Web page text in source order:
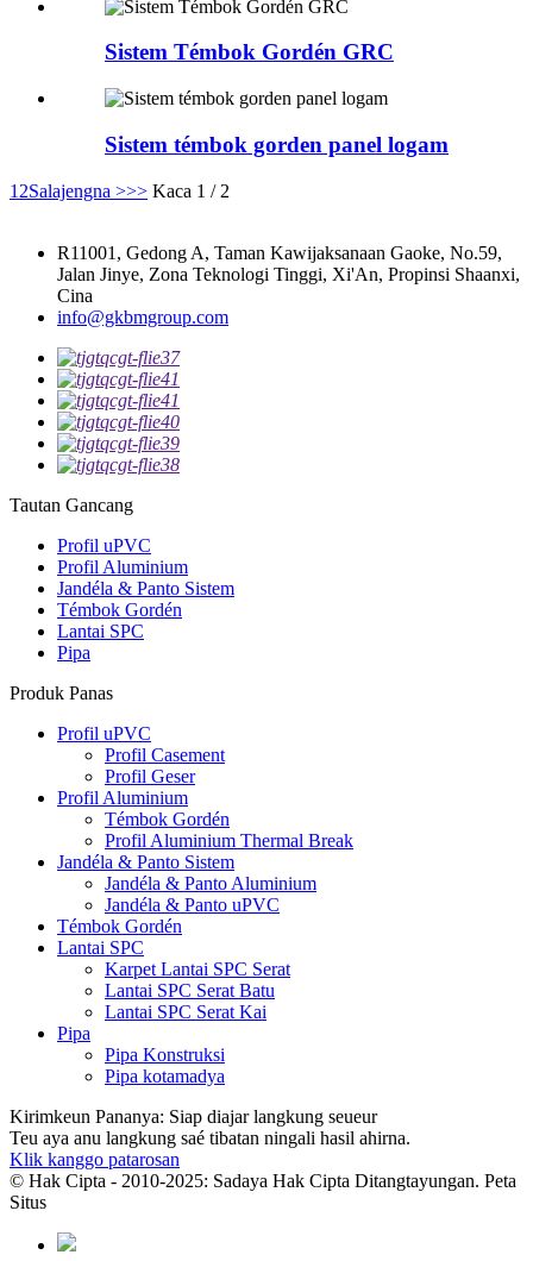
Sistem Témbok Gordén GRC
Sistem témbok gorden panel logam
1 2Salajengna >>> Kaca 1 / 2
R11001, Gedong A, Taman Kawijaksanaan Gaoke, No.59,
Jalan Jinye, Zona Teknologi Tinggi, Xi'An, Propinsi Shaanxi,
Cina
info@gkbmgroup.com
Tautan Gancang
Profil uPVC
Profil Aluminium
Jandéla & Panto Sistem
Témbok Gordén
Lantai SPC
Pipa
Produk Panas
Profil uPVC
Profil Casement
Profil Geser
Profil Aluminium
Témbok Gordén
Profil Aluminium Thermal Break
Jandéla & Panto Sistem
Jandéla & Panto Aluminium
Jandéla & Panto uPVC
Témbok Gordén
Lantai SPC
Karpet Lantai SPC Serat
Lantai SPC Serat Batu
Lantai SPC Serat Kai
Pipa
Pipa Konstruksi
Pipa kotamadya
Kirimkeun Pananya: Siap diajar langkung seueur
Teu aya anu langkung saé tibatan ningali hasil ahirna.
Klik kanggo patarosan
© Hak Cipta - 2010-2025: Sadaya Hak Cipta Ditangtayungan. Peta
Situs